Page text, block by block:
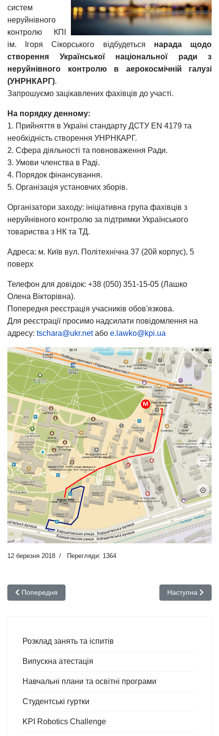
систем
неруйнівного
контролю КПІ
ім. Ігоря Сікорського відбудеться нарада щодо
створення Української національної ради з
неруйнівного контролю в аерокосмічній галузі
(УНРНКАРГ).
Запрошуємо зацікавлених фахівців до участі.
На порядку денному:
1. Прийняття в Україні стандарту ДСТУ EN 4179 та
необхідність створення УНРНКАРГ.
2. Сфера діяльності та повноваження Ради.
3. Умови членства в Раді.
4. Порядок фінансування.
5. Організація установчих зборів.
Організатори заходу: ініціативна група фахівців з
неруйнівного контролю за підтримки Українського
товариства з НК та ТД.
Адреса: м. Київ вул. Політехнічна 37 (20й корпус), 5
поверх
Телефон для довідок: +38 (050) 351-15-05 (Лашко
Олена Вікторівна).
Попередня реєстрація учасників обов'язкова.
Для реєстрації просимо надсилати повідомлення на
адресу: tschara@ukr.netабо e.lawko@kpi.ua
12 березня 2018 Перегляди: 1364
Попередня стаття: Зустріч з астронавтом NASA Рендольфом
Попередня Наступна
Наступна
Розклад занять та іспитів
Випускна атестація
Навчальні плани та освітні програми
Студентські гуртки
KPI Robotics Challenge